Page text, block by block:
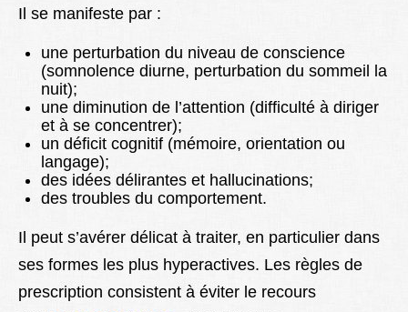
Il se manifeste par :
une perturbation du niveau de conscience
(somnolence diurne, perturbation du sommeil la
nuit);
une diminution de l’attention (difficulté à diriger
et à se concentrer);
un déficit cognitif (mémoire, orientation ou
langage);
des idées délirantes et hallucinations;
des troubles du comportement.
Il peut s’avérer délicat à traiter, en particulier dans
ses formes les plus hyperactives. Les règles de
prescription consistent à éviter le recours